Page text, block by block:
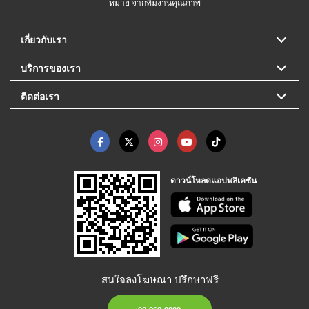
เกี่ยวกับเรา
บริการของเรา
ติดต่อเรา
ดาวน์โหลดแอปพลิเคชัน
สนใจลงโฆษณา ปรึกษาฟรี